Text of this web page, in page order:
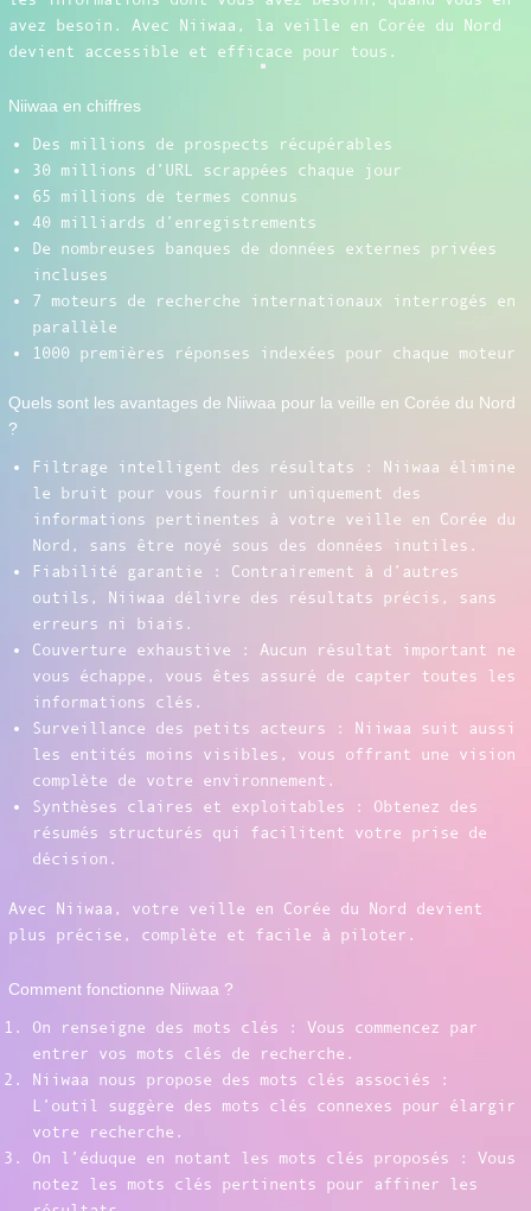
avez besoin. Avec Niiwaa, la veille en Corée du Nord
devient accessible et efficace pour tous.
Niiwaa en chiffres
Des millions de prospects récupérables
30 millions d’URL scrappées chaque jour
65 millions de termes connus
40 milliards d’enregistrements
De nombreuses banques de données externes privées
incluses
7 moteurs de recherche internationaux interrogés en
parallèle
1000 premières réponses indexées pour chaque moteur
Quels sont les avantages de Niiwaa pour la veille en Corée du Nord
?
Filtrage intelligent des résultats : Niiwaa élimine
le bruit pour vous fournir uniquement des
informations pertinentes à votre veille en Corée du
Nord, sans être noyé sous des données inutiles.
Fiabilité garantie : Contrairement à d’autres
outils, Niiwaa délivre des résultats précis, sans
erreurs ni biais.
Couverture exhaustive : Aucun résultat important ne
vous échappe, vous êtes assuré de capter toutes les
informations clés.
Surveillance des petits acteurs : Niiwaa suit aussi
les entités moins visibles, vous offrant une vision
complète de votre environnement.
Synthèses claires et exploitables : Obtenez des
résumés structurés qui facilitent votre prise de
décision.
Avec Niiwaa, votre veille en Corée du Nord devient
plus précise, complète et facile à piloter.
Comment fonctionne Niiwaa ?
On renseigne des mots clés : Vous commencez par
entrer vos mots clés de recherche.
Niiwaa nous propose des mots clés associés :
L’outil suggère des mots clés connexes pour élargir
votre recherche.
On l’éduque en notant les mots clés proposés : Vous
notez les mots clés pertinents pour affiner les